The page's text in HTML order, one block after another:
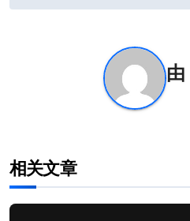
由
相关文章